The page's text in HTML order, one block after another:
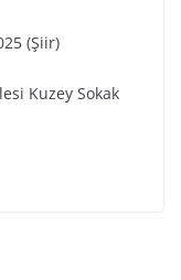
(Şiir)
Kuzey Sokak